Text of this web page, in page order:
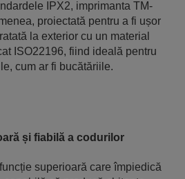
IPX2, imprimanta TM-
proiectată pentru a fi ușor
la exterior cu un material
ISO22196, fiind ideală pentru
cum ar fi bucătăriile.
și fiabilă a codurilor
superioară care împiedică